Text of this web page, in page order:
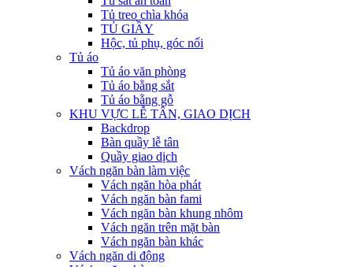
Tủ treo chìa khóa
TỦ GIẦY
Hộc, tủ phụ, góc nối
Tủ áo
Tủ áo văn phòng
Tủ áo bằng sắt
Tủ áo bằng gỗ
KHU VỰC LỄ TÂN, GIAO DỊCH
Backdrop
Bàn quầy lễ tân
Quầy giao dịch
Vách ngăn bàn làm việc
Vách ngăn hòa phát
Vách ngăn bàn fami
Vách ngăn bàn khung nhôm
Vách ngăn trên mặt bàn
Vách ngăn bàn khác
Vách ngăn di động